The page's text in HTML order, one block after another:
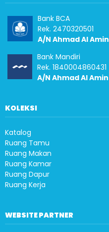
Bank BCA
Rek. 2470320501
A/N Ahmad Al Amin
Bank Mandiri
Rek. 1840004860431
A/N Ahmad Al Amin
KOLEKSI
Katalog
Ruang Tamu
Ruang Makan
Ruang Kamar
Ruang Dapur
Ruang Kerja
WEBSITE PARTNER